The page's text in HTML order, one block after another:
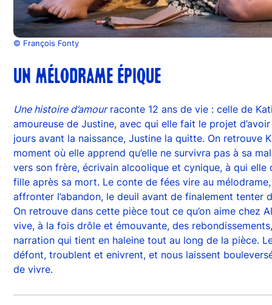
© François Fonty
UN MÉLODRAME ÉPIQUE
Une histoire d’amourraconte 12 ans de vie : celle de
amoureuse de Justine, avec qui elle fait le projet
jours avant la naissance, Justine la quitte. On retrouve
moment où elle apprend qu’elle ne survivra pas à sa
vers son frère, écrivain alcoolique et cynique, à qui elle
fille après sa mort. Le conte de fées vire au
affronter l’abandon, le deuil avant de finalement tenter
On retrouve dans cette pièce tout ce qu’on aime chez
vive, à la fois drôle et émouvante, des
narration qui tient en haleine tout au long de la pièce.
défont, troublent et enivrent, et nous laissent
de vivre.